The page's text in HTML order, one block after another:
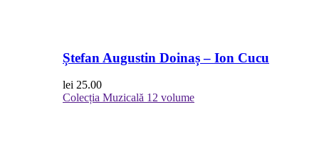
Ștefan Augustin Doinaș – Ion Cucu
lei 25.00
Colecția Muzicală 12 volume